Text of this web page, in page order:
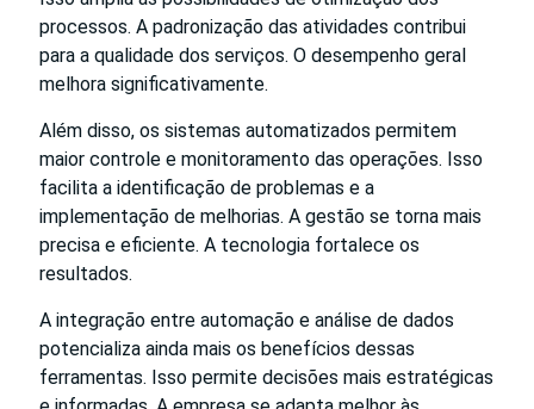
processos. A padronização das atividades contribui
para a qualidade dos serviços. O desempenho geral
melhora significativamente.
Além disso, os sistemas automatizados permitem
maior controle e monitoramento das operações. Isso
facilita a identificação de problemas e a
implementação de melhorias. A gestão se torna mais
precisa e eficiente. A tecnologia fortalece os
resultados.
A integração entre automação e análise de dados
potencializa ainda mais os benefícios dessas
ferramentas. Isso permite decisões mais estratégicas